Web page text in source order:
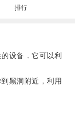
排行
设备，它可以利
黑洞附近，利用